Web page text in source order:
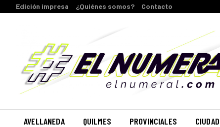
Edición impresa ¿Quiénes somos? Contacto
AVELLANEDA QUILMES PROVINCIALES CIUDAD